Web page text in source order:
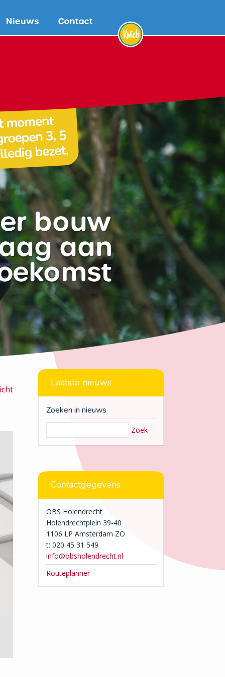
Laatste nieuws
Zoeken in nieuws
Zoek
Contactgegevens
OBS Holendrecht
Holendrechtplein 39-40
1106 LP Amsterdam ZO
t: 020 45 31 549
info@obsholendrecht.nl
Routeplanner